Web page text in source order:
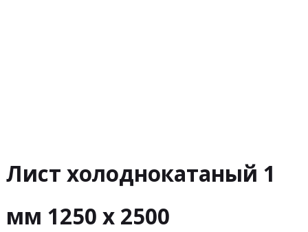
Лист холоднокатаный 1
мм 1250 х 2500